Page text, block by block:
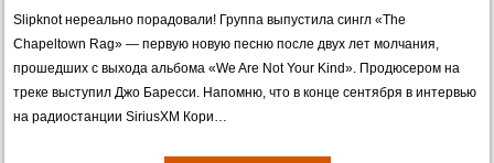
Slipknot нереально порадовали! Группа выпустила сингл «The
Chapeltown Rag» — первую новую песню после двух лет молчания,
прошедших с выхода альбома «We Are Not Your Kind». Продюсером на
треке выступил Джо Баресси. Напомню, что в конце сентября в интервью
на радиостанции SiriusXM Кори…